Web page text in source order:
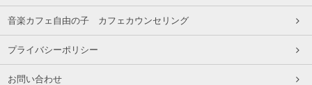
音楽カフェ自由の子 カフェカウンセリング
プライバシーポリシー
お問い合わせ